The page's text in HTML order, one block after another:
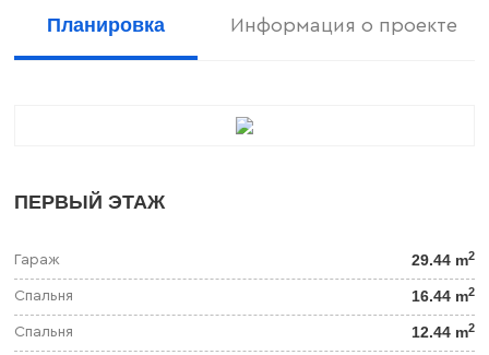
Планировка Информация о проекте
ПЕРВЫЙ ЭТАЖ
Гараж 29.44 m2
Спальня 16.44 m2
Спальня 12.44 m2